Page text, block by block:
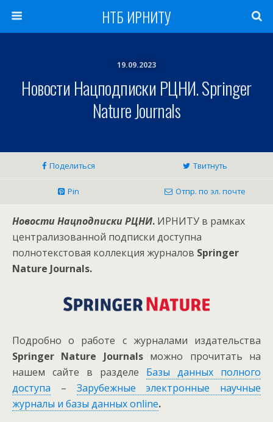
НТБ ИРНИТУ
19.09.2023
Новости Нацподписки РЦНИ. Springer
Nature Journals
Поделиться Твитнуть
Pin Отпр. по эл. почте
Новости Нацподписки РЦНИ. ИРНИТУ в рамках
централизованной подписки доступна
полнотекстовая коллекция журналов Springer
Nature Journals.
Подробно о работе с журналами издательства
Springer Nature Journals можно прочитать на
нашем сайте в разделе Базы данных полного
доступа – Зарубежные электронные научные
журналы и базы данных online.